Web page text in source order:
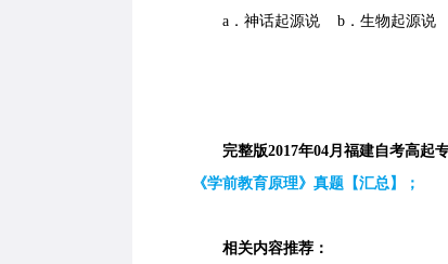
a．神话起源说 b．生物起源说
完整版2017年04月福建自考高起专
《学前教育原理》真题【汇总】；
相关内容推荐：